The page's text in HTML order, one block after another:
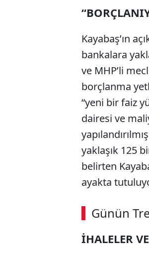
Kayabaş’ın
bankalara
ve MHP’li
borçlanma
“yeni bir faiz
dairesi ve
yaklaşık 125
belirten
ayakta
Günün
00:02 / 09:15
İHALELER